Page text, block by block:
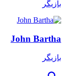
بازیگر
John Bartha
بازیگر